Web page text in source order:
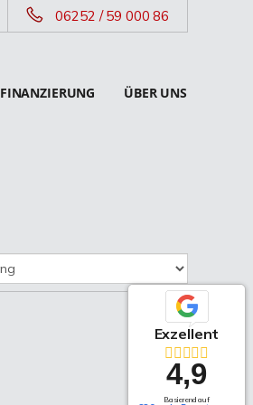
06252 / 59 000 86
FINANZIERUNG ÜBER UNS
Exzellent
4,9
Basierend auf